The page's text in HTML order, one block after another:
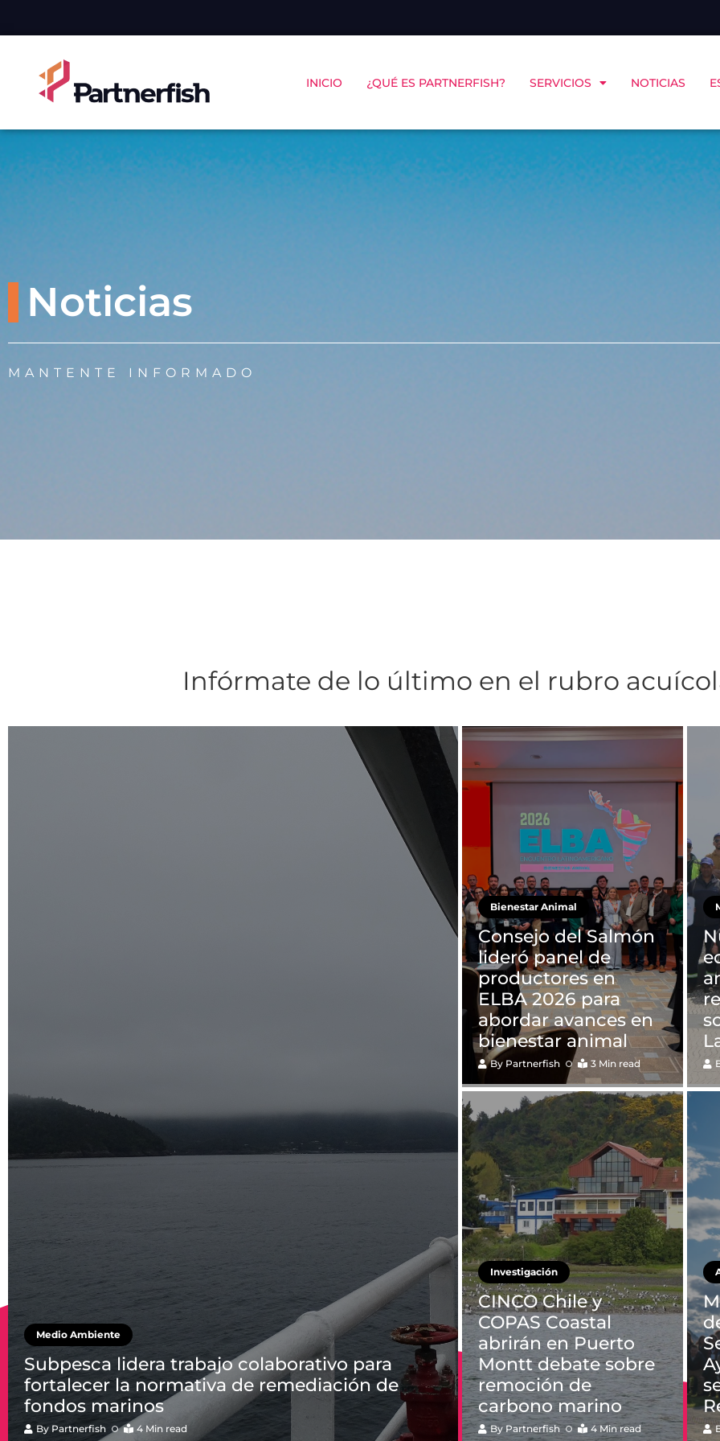
INICIO ¿QUÉ ES PARTNERFISH? SERVICIOS NOTICIAS
Noticias
MANTENTE INFORMADO
Infórmate de lo último en el rubro
Medio Ambiente
Subpesca lidera trabajo colaborativo para
fortalecer la normativa de remediación de
fondos marinos
By Partnerfish 4 Min read
Bienestar Animal
Consejo del Salmón
lideró panel de
productores en
ELBA 2026 para
abordar avances en
bienestar animal
By Partnerfish 3 Min read
Investigación
CINCO Chile y
COPAS Coastal
abrirán en Puerto
Montt debate sobre
remoción de
carbono marino
ByPartnerfish 4 Min read